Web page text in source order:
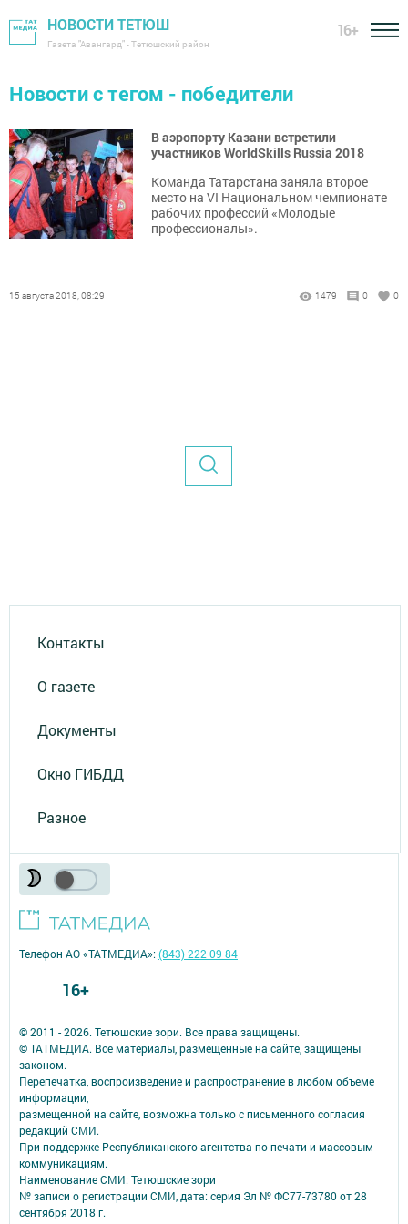
НОВОСТИ ТЕТЮШ
Газета "Авангард" - Тетюшский район
16+
Новости с тегом - победители
В аэропорту Казани встретили
участников WorldSkills Russia 2018
Команда Татарстана заняла второе
место на VI Национальном чемпионате
рабочих профессий «Молодые
профессионалы».
15 августа 2018, 08:29 1479 0 0
Контакты
О газете
Документы
Окно ГИБДД
Разное
© 2011 - 2026. Тетюшские зори. Все права защищены.
© ТАТМЕДИА. Все материалы, размещенные на сайте, защищены
законом.
Перепечатка, воспроизведение и распространение в любом объеме
информации,
размещенной на сайте, возможна только с письменного согласия
редакций СМИ.
При поддержке Республиканского агентства по печати и массовым
коммуникациям.
Наименование СМИ: Тетюшские зори
№ записи о регистрации СМИ, дата: серия Эл № ФС77-73780 от 28
сентября 2018 г.
Телефон АО «ТАТМЕДИА»:(843) 222 09 84
16+